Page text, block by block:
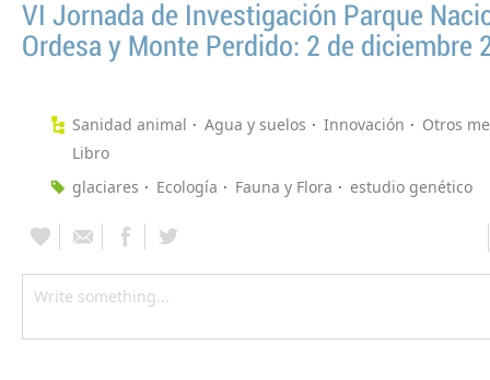
VI Jornada de Investigación Parque
Ordesa y Monte Perdido: 2 de diciembre
Sanidad animal Agua y suelos Innovación
Otros
Libro
glaciares
Ecología Fauna y Flora estudio genético